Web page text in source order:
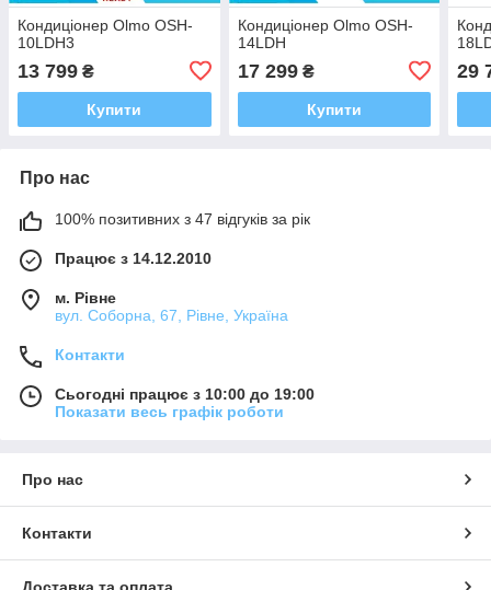
Кондиціонер Olmo OSH-
10LDH3
13 799 ₴
Купити
Кондиціонер Olmo OSH-
14LDH
17 299₴
Купити
29
Про нас
100% позитивних з 47 відгуків за рік
Працює з 14.12.2010
м. Рівне
вул. Соборна, 67, Рівне, Україна
Контакти
Сьогодні працює з 10:00 до 19:00
Показати весь графік роботи
Про нас
Контакти